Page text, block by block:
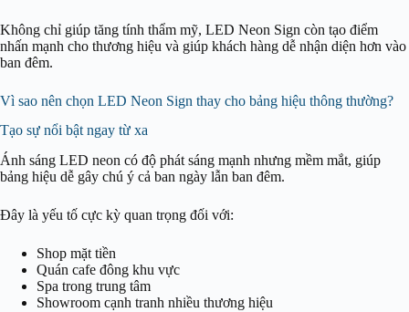
Không chỉ giúp tăng tính thẩm mỹ, LED Neon Sign còn tạo điểm
nhấn mạnh cho thương hiệu và giúp khách hàng dễ nhận diện hơn vào
ban đêm.
Vì sao nên chọn LED Neon Sign thay cho bảng hiệu thông thường?
Tạo sự nổi bật ngay từ xa
Ánh sáng LED neon có độ phát sáng mạnh nhưng mềm mắt, giúp
bảng hiệu dễ gây chú ý cả ban ngày lẫn ban đêm.
Đây là yếu tố cực kỳ quan trọng đối với:
Shop mặt tiền
Quán cafe đông khu vực
Spa trong trung tâm
Showroom cạnh tranh nhiều thương hiệu